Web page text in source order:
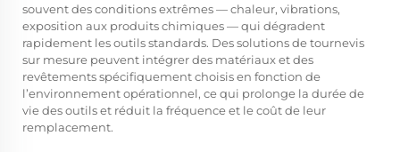
souvent des conditions extrêmes — chaleur, vibrations,
exposition aux produits chimiques — qui dégradent
rapidement les outils standards. Des solutions de tournevis
sur mesure peuvent intégrer des matériaux et des
revêtements spécifiquement choisis en fonction de
l’environnement opérationnel, ce qui prolonge la durée de
vie des outils et réduit la fréquence et le coût de leur
remplacement.